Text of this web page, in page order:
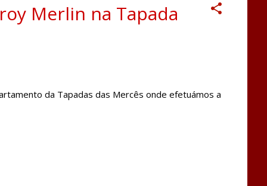
Merlin na Tapada
da Tapadas das Mercês onde efetuámos a